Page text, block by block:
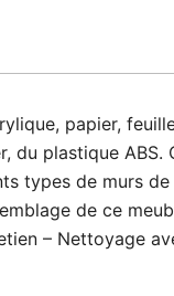
papier,
du plastique ABS.
types de murs
de ce
– Nettoyage